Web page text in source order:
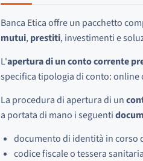
Banca Etica offre un pacchetto
mutui,prestiti, investimenti e
L'apertura di un conto corrente
specifica tipologia di conto:
La procedura di apertura di un
a portata di mano i seguenti
documento di identità in corso
codice fiscale o tessera sanitaria